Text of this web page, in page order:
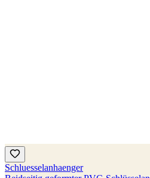
Schluesselanhaenger